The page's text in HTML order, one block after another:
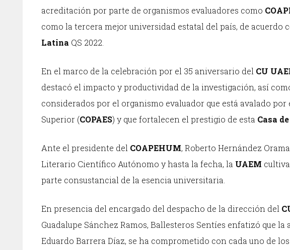
acreditación por parte de organismos evaluadores como
como la tercera mejor universidad estatal del país, de acuerdo
Latina QS 2022.
En el marco de la celebración por el 35 aniversario del CU
destacó el impacto y productividad de la investigación, así
considerados por el organismo evaluador que está avalado
Superior (COPAES) y que fortalecen el prestigio de esta Casa
Ante el presidente del COAPEHUM, Roberto Hernández
Literario Científico Autónomo y hasta la fecha, la UAEM
parte consustancial de la esencia universitaria.
En presencia del encargado del despacho de la dirección del
Guadalupe Sánchez Ramos, Ballesteros Sentíes enfatizó que
Eduardo Barrera Díaz, se ha comprometido con cada uno de